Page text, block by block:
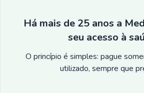
Há mais de 25 anos a
seu acesso à
O princípio é simples: pague
utilizado, sempre que